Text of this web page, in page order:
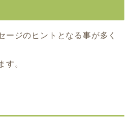
ージのヒントとなる事が多く
す。